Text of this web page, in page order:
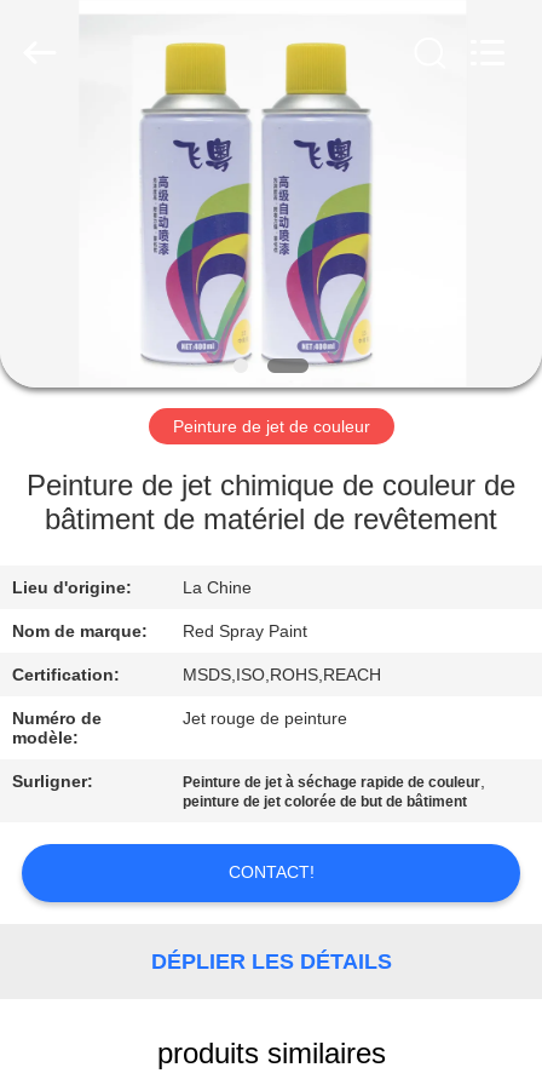
PRODUITS
DE
NOUS
VISITE
D'USINE
CONTRÔLE
DE
QUALITÉ
CONTACTEZ-
NOUS
DEMANDEZ
UNE
CITATION
Peinture de jet de couleur
Peinture de jet chimique de couleur de
bâtiment de matériel de revêtement
Lieu d'origine: La Chine
Nom de marque: Red Spray Paint
Certification: MSDS,ISO,ROHS,REACH
Numéro de
modèle:
Jet rouge de peinture
Surligner: Peinture de jet à séchage rapide de couleur,
peinture de jet colorée de but de bâtiment
CONTACT!
DÉPLIER LES DÉTAILS
produits similaires